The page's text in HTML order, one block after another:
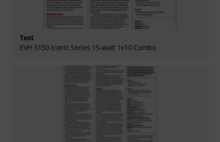
Test
EVH 5150 Iconic Series 15-watt 1x10 Combo